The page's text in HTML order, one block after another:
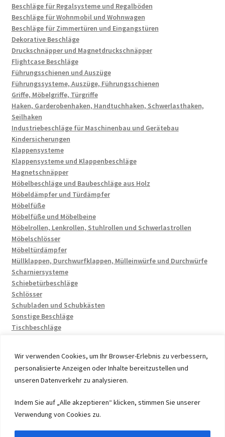
Wir verwenden Cookies, um Ihr Browser-Erlebnis zu verbessern,
personalisierte Anzeigen oder Inhalte bereitzustellen und
unseren Datenverkehr zu analysieren.
Indem Sie auf „Alle akzeptieren“ klicken, stimmen Sie unserer
Verwendung von Cookies zu.
Beschläge für Regalsysteme und Regalböden
Beschläge für Wohnmobil und Wohnwagen
Beschläge für Zimmertüren und Eingangstüren
Dekorative Beschläge
Druckschnäpper und Magnetdruckschnäpper
Flightcase Beschläge
Führungsschienen und Auszüge
Führungssysteme, Auszüge, Führungsschienen
Griffe, Möbelgriffe, Türgriffe
Haken, Garderobenhaken, Handtuchhaken, Schwerlasthaken,
Seilhaken
Industriebeschläge für Maschinenbau und Gerätebau
Kindersicherungen
Klappensysteme
Klappensysteme und Klappenbeschläge
Magnetschnäpper
Möbelbeschläge und Baubeschläge aus Holz
Möbeldämpfer und Türdämpfer
Möbelfüße
Möbelfüße und Möbelbeine
Möbelrollen, Lenkrollen, Stuhlrollen und Schwerlastrollen
Möbelschlösser
Möbeltürdämpfer
Müllklappen, Durchwurfklappen, Mülleinwürfe und Durchwürfe
Scharniersysteme
Schiebetürbeschläge
Schlösser
Schubladen und Schubkästen
Sonstige Beschläge
Tischbeschläge
© 2026 by UMAXO Germany, member of the ERUON Group.
High quality Fittings, mechanical Components and